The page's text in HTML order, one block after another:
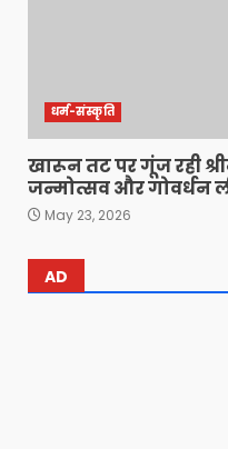
धर्म-संस्कृति
खारून तट पर गूंज रही
जन्मोत्सव और गोवर्धन
May 23, 2026
AD